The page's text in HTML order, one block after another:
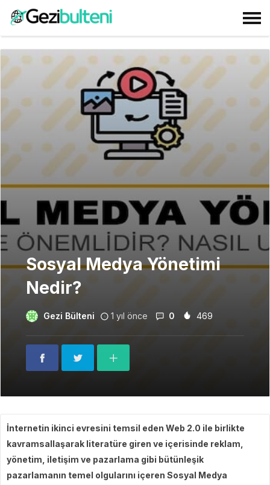
Sosyal Medya Yönetimi
Nedir?
Gezi Bülteni 1 yıl önce 0 469
İnternetin ikinci evresini temsil eden Web 2.0 ile birlikte
kavramsallaşarak literatüre giren ve içerisinde reklam,
yönetim, iletişim ve pazarlama gibi bütünleşik
pazarlamanın temel olgularını içeren Sosyal Medya